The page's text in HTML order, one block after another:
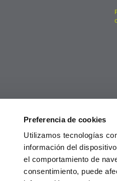
Preferencia de cookies
Utilizamos tecnologías
información del
el comportamiento de
consentimiento, puede